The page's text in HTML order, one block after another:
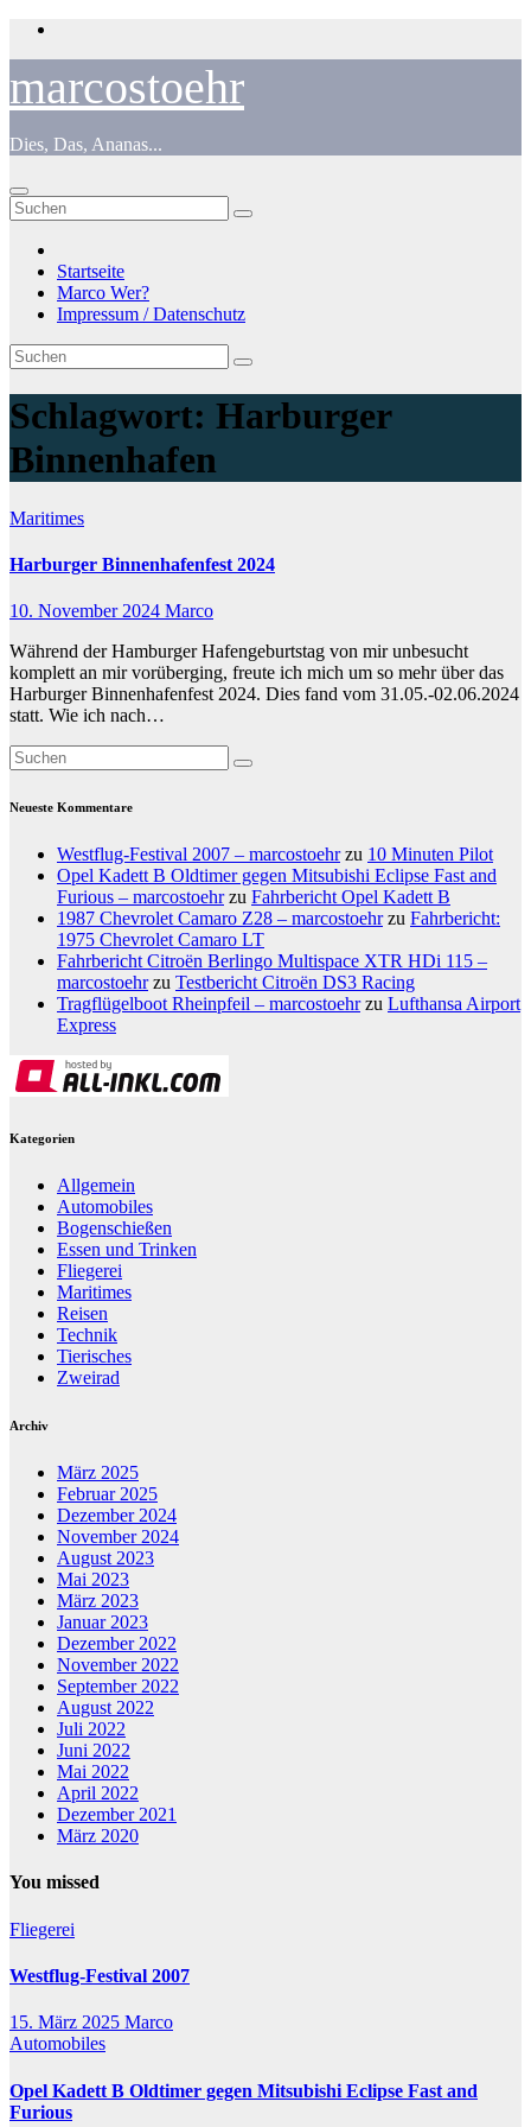
Zum
marcostoehr
Dies, Das, Ananas...
Startseite
Marco Wer?
Impressum / Datenschutz
Schlagwort: Harburger
Binnenhafen
Maritimes
Harburger Binnenhafenfest 2024
10. November 2024 Marco
Während der Hamburger Hafengeburtstag von mir unbesucht
komplett an mir vorüberging, freute ich mich um so mehr über das
Harburger Binnenhafenfest 2024. Dies fand vom 31.05.-02.06.2024
statt. Wie ich nach…
Neueste Kommentare
Westflug-Festival 2007 – marcostoehrzu 10 Minuten Pilot
Opel Kadett B Oldtimer gegen Mitsubishi Eclipse Fast and
Furious – marcostoehrzu Fahrbericht Opel Kadett B
1987 Chevrolet Camaro Z28 – marcostoehrzu Fahrbericht:
1975 Chevrolet Camaro LT
Fahrbericht Citroën Berlingo Multispace XTR HDi 115 –
marcostoehrzu Testbericht Citroën DS3 Racing
Tragflügelboot Rheinpfeil – marcostoehrzu Lufthansa Airport
Express
Kategorien
Allgemein
Automobiles
Bogenschießen
Essen und Trinken
Fliegerei
Maritimes
Reisen
Technik
Tierisches
Zweirad
Archiv
März 2025
Februar 2025
Dezember 2024
November 2024
August 2023
Mai 2023
März 2023
Januar 2023
Dezember 2022
November 2022
September 2022
August 2022
Juli 2022
Juni 2022
Mai 2022
April 2022
Dezember 2021
März 2020
You missed
Fliegerei
Westflug-Festival 2007
15. März 2025 Marco
Automobiles
Opel Kadett B Oldtimer gegen Mitsubishi Eclipse Fast and
Furious